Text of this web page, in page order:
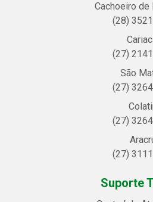
Cachoeiro de
(28)
(27)
São
(27)
(27)
(27)
Suporte